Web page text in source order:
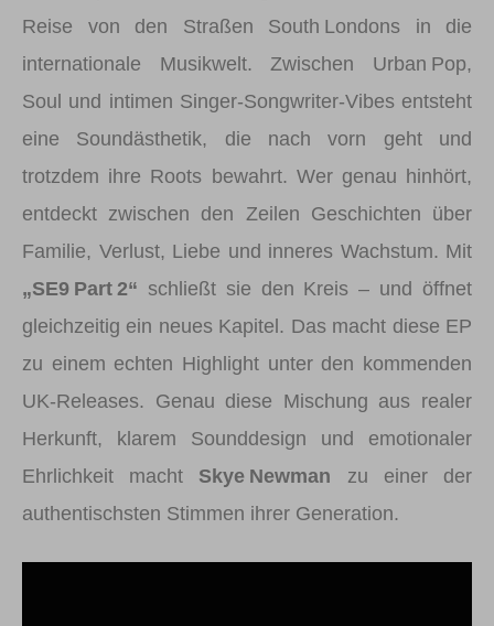
Reise von den Straßen South Londons in die
internationale Musikwelt. Zwischen Urban Pop,
Soul und intimen Singer‑Songwriter‑Vibes entsteht
eine Soundästhetik, die nach vorn geht und
trotzdem ihre Roots bewahrt. Wer genau hinhört,
entdeckt zwischen den Zeilen Geschichten über
Familie, Verlust, Liebe und inneres Wachstum. Mit
„SE9 Part 2“ schließt sie den Kreis – und öffnet
gleichzeitig ein neues Kapitel. Das macht diese EP
zu einem echten Highlight unter den kommenden
UK‑Releases. Genau diese Mischung aus realer
Herkunft, klarem Sounddesign und emotionaler
Ehrlichkeit macht Skye Newman zu einer der
authentischsten Stimmen ihrer Generation.